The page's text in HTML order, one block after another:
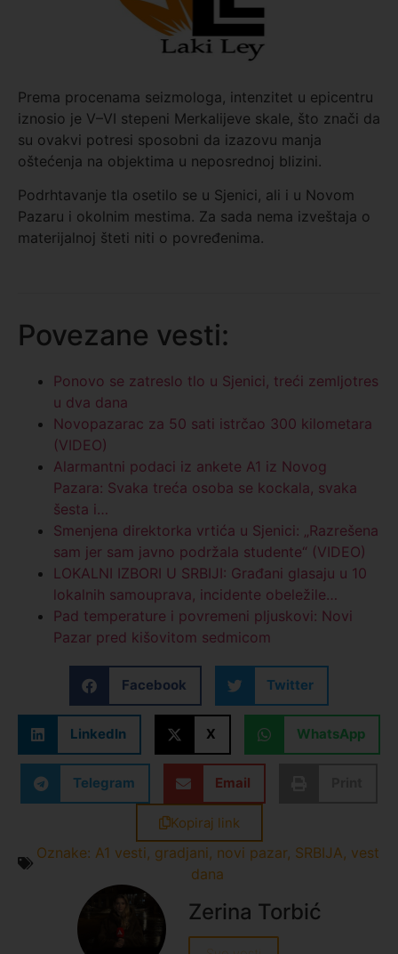
Prema procenama seizmologa, intenzitet u epicentru
iznosio je V–VI stepeni Merkalijeve skale, što znači da
su ovakvi potresi sposobni da izazovu manja
oštećenja na objektima u neposrednoj blizini.
Podrhtavanje tla osetilo se u Sjenici, ali i u Novom
Pazaru i okolnim mestima. Za sada nema izveštaja o
materijalnoj šteti niti o povređenima.
Povezane vesti:
Ponovo se zatreslo tlo u Sjenici, treći zemljotres
u dva dana
Novopazarac za 50 sati istrčao 300 kilometara
(VIDEO)
Alarmantni podaci iz ankete A1 iz Novog
Pazara: Svaka treća osoba se kockala, svaka
šesta i…
Smenjena direktorka vrtića u Sjenici: „Razrešena
sam jer sam javno podržala studente“ (VIDEO)
LOKALNI IZBORI U SRBIJI: Građani glasaju u 10
lokalnih samouprava, incidente obeležile…
Pad temperature i povremeni pljuskovi: Novi
Pazar pred kišovitom sedmicom
Facebook Twitter
LinkedIn X WhatsApp
Telegram Email
Kopiraj link
Oznake: A1 vesti, gradjani, novi pazar, SRBIJA, vest
dana
Zerina Torbić